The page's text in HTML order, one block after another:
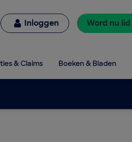
Inloggen Word nu lid
& Claims Boeken & Bladen